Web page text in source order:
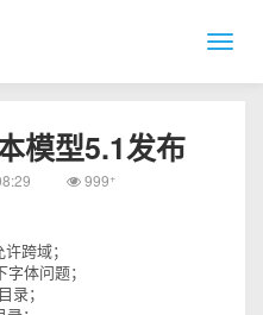
模型5.1发布
999+
跨域；
体问题；
录；